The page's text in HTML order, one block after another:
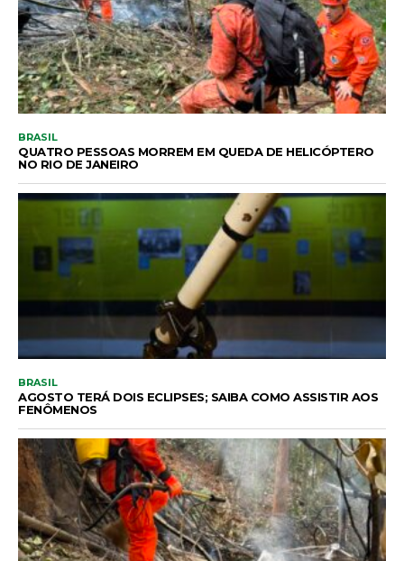
BRASIL
QUATRO PESSOAS MORREM EM QUEDA DE HELICÓPTERO
NO RIO DE JANEIRO
BRASIL
AGOSTO TERÁ DOIS ECLIPSES; SAIBA COMO ASSISTIR AOS
FENÔMENOS